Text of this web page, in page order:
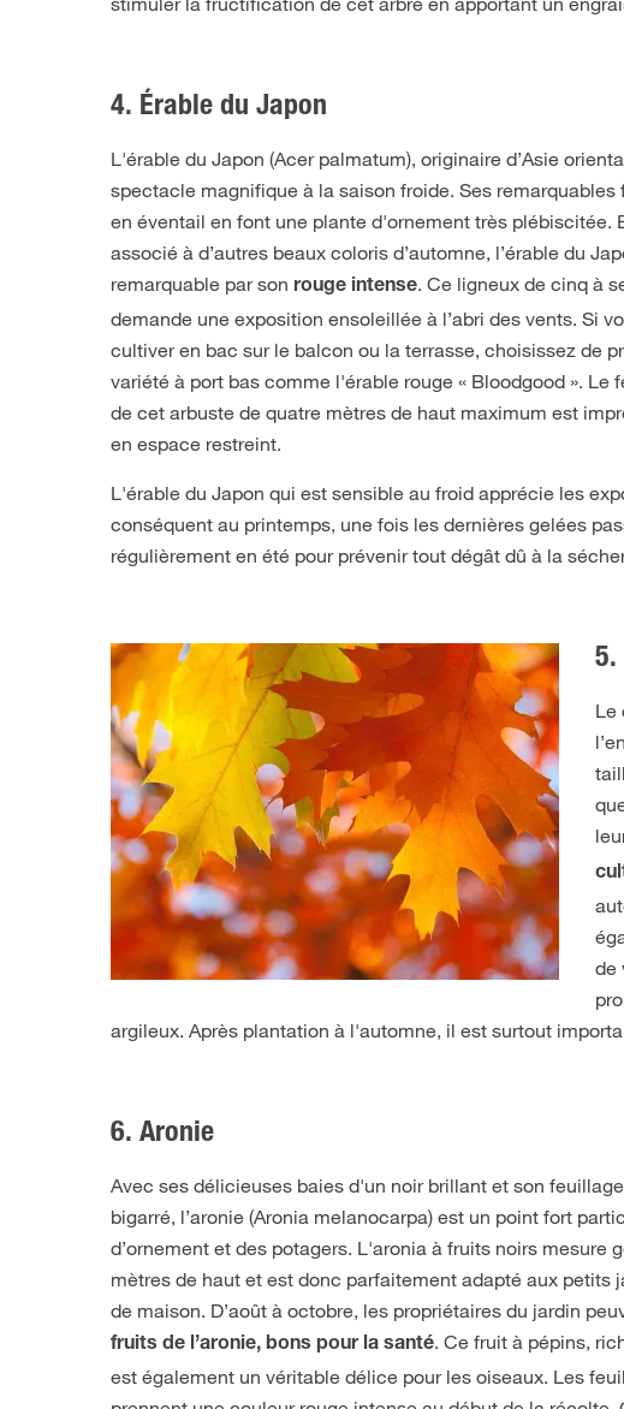
4. Érable du Japon
L'érable du Japon (Acer palmatum), originaire d’Asie
spectacle magnifique à la saison froide. Ses remarquables
en éventail en font une plante d'ornement très plébiscitée.
associé à d’autres beaux coloris d’automne, l’érable du
remarquable par son rouge intense. Ce ligneux de cinq à
demande une exposition ensoleillée à l’abri des vents. Si
cultiver en bac sur le balcon ou la terrasse, choisissez de
variété à port bas comme l'érable rouge « Bloodgood ». Le
de cet arbuste de quatre mètres de haut maximum est
en espace restreint.
L'érable du Japon qui est sensible au froid apprécie les
conséquent au printemps, une fois les dernières gelées
régulièrement en été pour prévenir tout dégât dû à la
5.
Le
de
argileux. Après plantation à l'automne, il est surtout
6. Aronie
Avec ses délicieuses baies d'un noir brillant et son
bigarré, l’aronie (Aronia melanocarpa) est un point fort
d’ornement et des potagers. L'aronia à fruits noirs mesure
mètres de haut et est donc parfaitement adapté aux petits
de maison. D’août à octobre, les propriétaires du jardin
fruits de l’aronie, bons pour la santé. Ce fruit à pépins,
est également un véritable délice pour les oiseaux. Les